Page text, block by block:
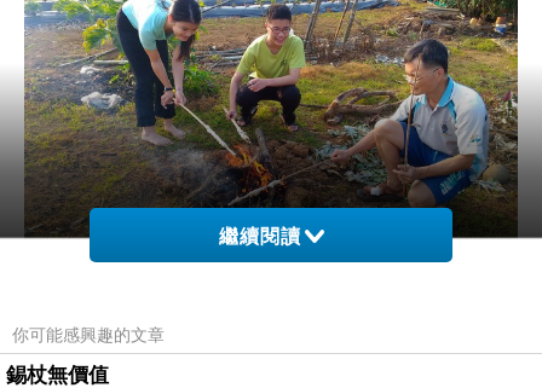
P_20190405_170017.jpg
繼續閱讀
你可能感興趣的文章
錫杖無價值